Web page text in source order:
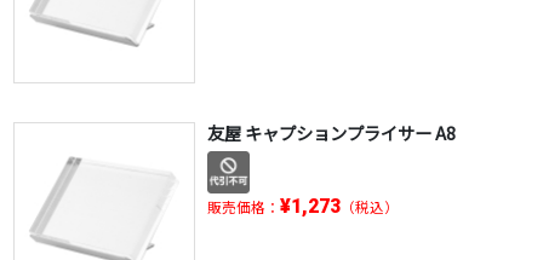
友屋 キャプションプライサー A8
販売価格： ¥1,273（税込）